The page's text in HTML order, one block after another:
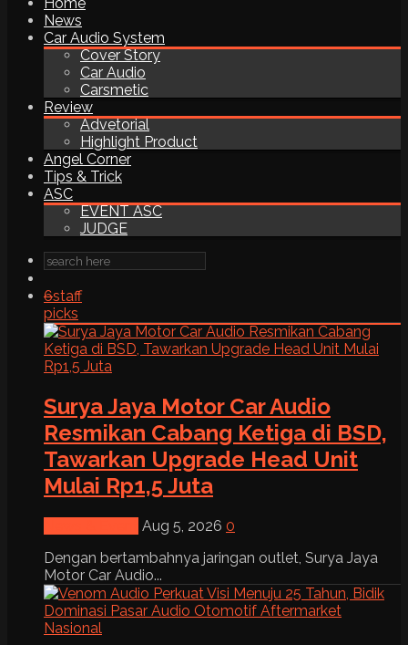
News
Car Audio System
Cover Story
Car Audio
Carsmetic
Review
Advetorial
Highlight Product
Angel Corner
Tips & Trick
ASC
EVENT ASC
JUDGE
6staff
picks
Surya Jaya Motor Car Audio
Resmikan Cabang Ketiga di BSD,
Tawarkan Upgrade Head Unit
Mulai Rp1,5 Juta
Aug 5, 2026 0
Dengan bertambahnya jaringan outlet, Surya Jaya
Motor Car Audio...